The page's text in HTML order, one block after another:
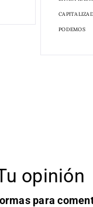
PODEMOS
opinión
para